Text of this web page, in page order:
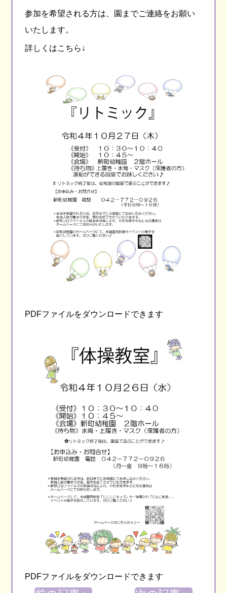
参加を希望される方は、園までご連絡をお願い
いたします。
詳しくはこちら↓
PDFファイルをダウンロードできます
PDFファイルをダウンロードできます